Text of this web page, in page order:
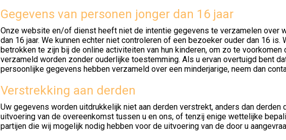
Gegevens van personen jonger dan 16 jaar
Onze website en/of dienst heeft niet de intentie gegevens te verzamelen over
dan 16 jaar. We kunnen echter niet controleren of een bezoeker ouder dan 16 is.
betrokken te zijn bij de online activiteiten van hun kinderen, om zo te
verzameld worden zonder ouderlijke toestemming. Als u ervan overtuigd bent
persoonlijke gegevens hebben verzameld over een minderjarige, neem dan
Verstrekking aan derden
Uw gegevens worden uitdrukkelijk niet aan derden verstrekt, anders dan
uitvoering van de overeenkomst tussen u en ons, of tenzij enige wettelijke
partijen die wij mogelijk nodig hebben voor de uitvoering van de door u